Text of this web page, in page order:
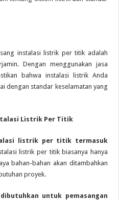
instalasi listrik per titik adalah
Dengan menggunakan jasa
bahwa instalasi listrik Anda
dengan standar keselamatan yang
Listrik Per Titik
listrik per titik termasuk
listrik per titik biasanya hanya
bahan-bahan akan ditambahkan
proyek.
untuk pemasangan